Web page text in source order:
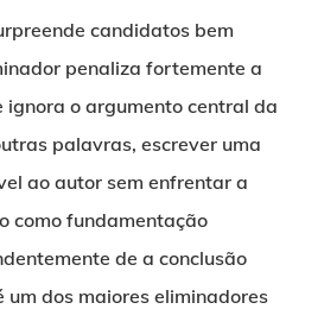
candidatos bem
penaliza fortemente a
o argumento central da
palavras, escrever uma
ao autor sem enfrentar a
como fundamentação
de a conclusão
um dos maiores eliminadores